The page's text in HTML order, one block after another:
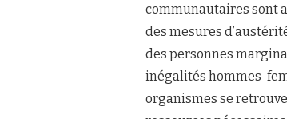
communautaires sont
des mesures
des personnes
inégalités hommes-
organismes se